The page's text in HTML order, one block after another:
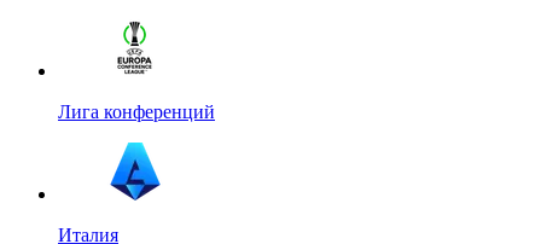
Лига конференций
Италия